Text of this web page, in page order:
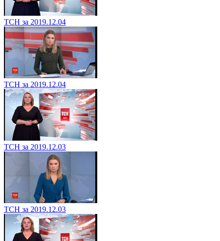
ТСН за 2019.12.04
ТСН за 2019.12.04
ТСН за 2019.12.03
ТСН за 2019.12.03